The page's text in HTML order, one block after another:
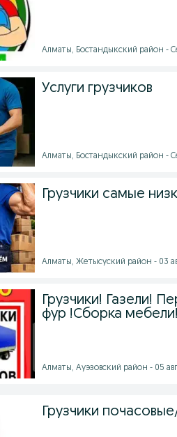
Алматы, Бостандыкский район -
Услуги грузчиков
Алматы, Бостандыкский район -
Грузчики самые
Алматы, Жетысуский район - 03
Грузчики! Газели!
фур !Сборка мебели!
Алматы, Ауэзовский район - 05
Грузчики